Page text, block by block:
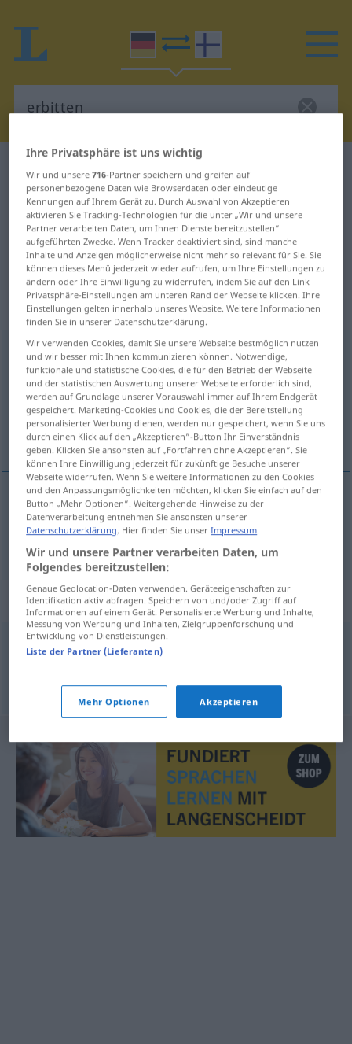
Deutsch-Finnisch Übersetzung für
"erbitten"
"erbitten" Finnisch Übersetzung
„erbitten“
erbitten
Übersicht aller Übersetzungen
(Für mehr Details die Übersetzung anklicken/antippen)
pyytää
pyytää(etwas von jemandemjoltakulta jtk
Synonyme für "erbitten"
verlangen,wünschen,wollen
© OpenThesaurus.de
Ihre Privatsphäre ist uns wichtig
Wir und unsere716-Partner speichern und greifen auf
personenbezogene Daten wie Browserdaten oder eindeutige
Kennungen auf Ihrem Gerät zu. Durch Auswahl von Akzeptieren
aktivieren Sie Tracking-Technologien für die unter „Wir und unsere
Partner verarbeiten Daten, um Ihnen Dienste bereitzustellen“
aufgeführten Zwecke. Wenn Tracker deaktiviert sind, sind manche
Inhalte und Anzeigen möglicherweise nicht mehr so relevant für Sie. Sie
können dieses Menü jederzeit wieder aufrufen, um Ihre Einstellungen zu
ändern oder Ihre Einwilligung zu widerrufen, indem Sie auf den Link
Privatsphäre-Einstellungen am unteren Rand der Webseite klicken. Ihre
Einstellungen gelten innerhalb unseres Website. Weitere Informationen
finden Sie in unserer Datenschutzerklärung.
Wir verwenden Cookies, damit Sie unsere Webseite bestmöglich nutzen
und wir besser mit Ihnen kommunizieren können. Notwendige,
funktionale und statistische Cookies, die für den Betrieb der Webseite
und der statistischen Auswertung unserer Webseite erforderlich sind,
werden auf Grundlage unserer Vorauswahl immer auf Ihrem Endgerät
gespeichert. Marketing-Cookies und Cookies, die der Bereitstellung
personalisierter Werbung dienen, werden nur gespeichert, wenn Sie uns
durch einen Klick auf den „Akzeptieren“-Button Ihr Einverständnis
geben. Klicken Sie ansonsten auf „Fortfahren ohne Akzeptieren“. Sie
können Ihre Einwilligung jederzeit für zukünftige Besuche unserer
Webseite widerrufen. Wenn Sie weitere Informationen zu den Cookies
und den Anpassungsmöglichkeiten möchten, klicken Sie einfach auf den
Button „Mehr Optionen“. Weitergehende Hinweise zu der
Datenverarbeitung entnehmen Sie ansonsten unserer
Datenschutzerklärung. Hier finden Sie unserImpressum.
Wir und unsere Partner verarbeiten Daten, um
Folgendes bereitzustellen:
Genaue Geolocation-Daten verwenden. Geräteeigenschaften zur
Identifikation aktiv abfragen. Speichern von und/oder Zugriff auf
Informationen auf einem Gerät. Personalisierte Werbung und Inhalte,
Messung von Werbung und Inhalten, Zielgruppenforschung und
Entwicklung von Dienstleistungen.
Liste der Partner (Lieferanten)
Mehr Optionen Akzeptieren